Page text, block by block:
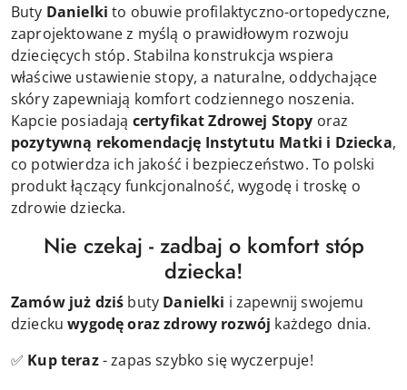
Buty Danielki to obuwie profilaktyczno-ortopedyczne,
zaprojektowane z myślą o prawidłowym rozwoju
dziecięcych stóp. Stabilna konstrukcja wspiera
właściwe ustawienie stopy, a naturalne, oddychające
skóry zapewniają komfort codziennego noszenia.
Kapcie posiadają certyfikat Zdrowej Stopy oraz
pozytywną rekomendację Instytutu Matki i Dziecka,
co potwierdza ich jakość i bezpieczeństwo. To polski
produkt łączący funkcjonalność, wygodę i troskę o
zdrowie dziecka.
Nie czekaj - zadbaj o komfort stóp
dziecka!
Zamów już dziś buty Danielki i zapewnij swojemu
dzieckuwygodę oraz zdrowy rozwój każdego dnia.
✅ Kup teraz- zapas szybko się wyczerpuje!